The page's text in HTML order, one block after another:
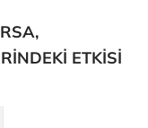
ETKİSİ